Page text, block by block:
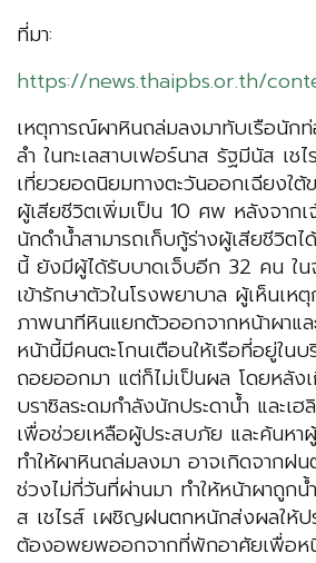
ที่มา:
https://news.thaipbs.or.th/
เหตุการณ์ผาหินถล่มลงมาทับเรือนัก
ลำ ในทะเลสาบเฟอร์นาส รัฐมีนัส เช
เที่ยวยอดนิยมทางตะวันออกเฉียงใต้
ผู้เสียชีวิตเพิ่มเป็น 10 ศพ หลังจากเ
นักดำน้ำสามารถเก็บกู้ร่างผู้เสียชีวิ
นี้ ยังมีผู้ได้รับบาดเจ็บอีก 32 คน ใ
เข้ารักษาตัวในโรงพยาบาล ผู้เห็นเ
ภาพนาทีหินแยกตัวออกจากหน้าผาแ
หน้านี้มีคนตะโกนเตือนให้เรือที่อยู่ใน
ถอยออกมา แต่ก็ไม่เป็นผล โดยหลัง
บราซิลระดมกำลังนักประดาน้ำ และเ
เพื่อช่วยเหลือผู้ประสบภัย และค้นห
ทำให้ผาหินถล่มลงมา อาจเกิดจากฝ
ช่วงไม่กี่วันที่ผ่านมา ทำให้หน้าผาถูกน้
ส เชไรส์ เผชิญฝนตกหนักส่งผลให้ป
ต้องอพยพออกจากที่พักอาศัยเพื่อห